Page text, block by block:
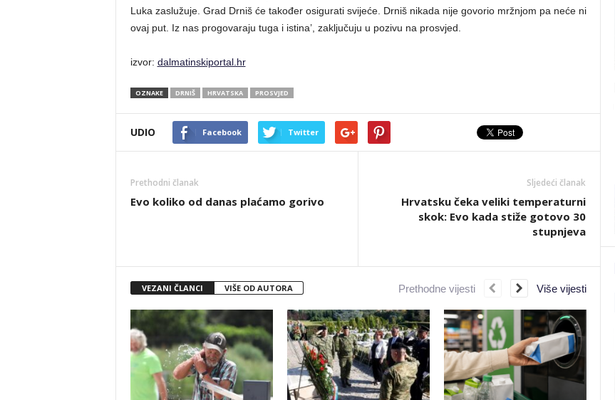
Luka zaslužuje. Grad Drniš će također osigurati svijeće. Drniš nikada nije govorio mržnjom pa neće ni
ovaj put. Iz nas progovaraju tuga i istina’, zaključuju u pozivu na prosvjed.
izvor: dalmatinskiportal.hr
OZNAKE DRNIŠ HRVATSKA PROSVJED
UDIO Facebook Twitter
Prethodni članak
Evo koliko od danas plaćamo gorivo
Sljedeći članak
Hrvatsku čeka veliki temperaturni
skok: Evo kada stiže gotovo 30
stupnjeva
VEZANI ČLANCI VIŠE OD AUTORA Prethodne vijesti Više vijesti